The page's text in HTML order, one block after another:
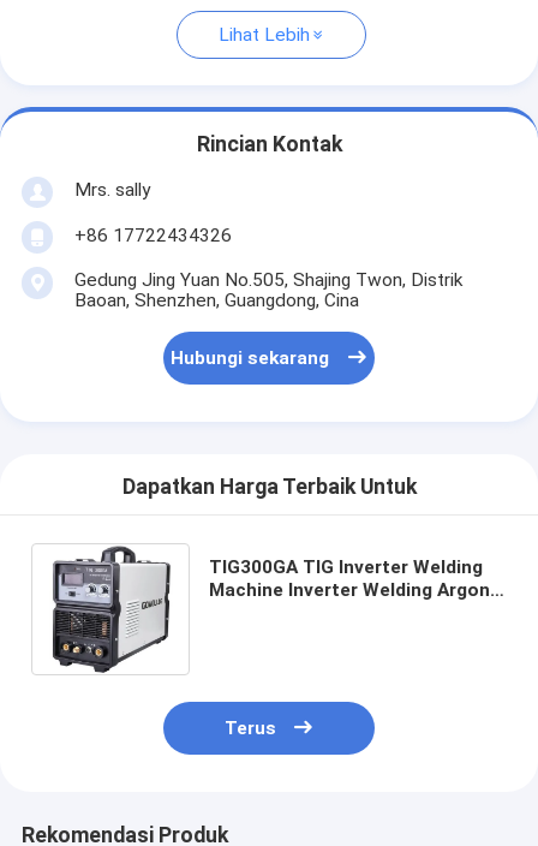
Lihat Lebih
Rincian Kontak
Mrs. sally
+86 17722434326
Gedung Jing Yuan No.505, Shajing Twon, Distrik
Baoan, Shenzhen, Guangdong, Cina
Hubungi sekarang
Dapatkan Harga Terbaik Untuk
TIG300GA TIG Inverter Welding
Machine Inverter Welding Argon
Terus
Rekomendasi Produk